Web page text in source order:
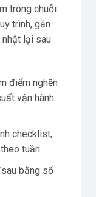
trong chuỗi:
trình, gắn
lại sau
điểm nghẽn
vận hành
checklist,
tuần.
bằng số